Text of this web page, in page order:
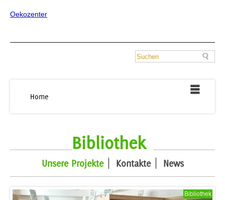
Oekozenter
Home
Bibliothek
Unsere Projekte Kontakte News
Bibliothek